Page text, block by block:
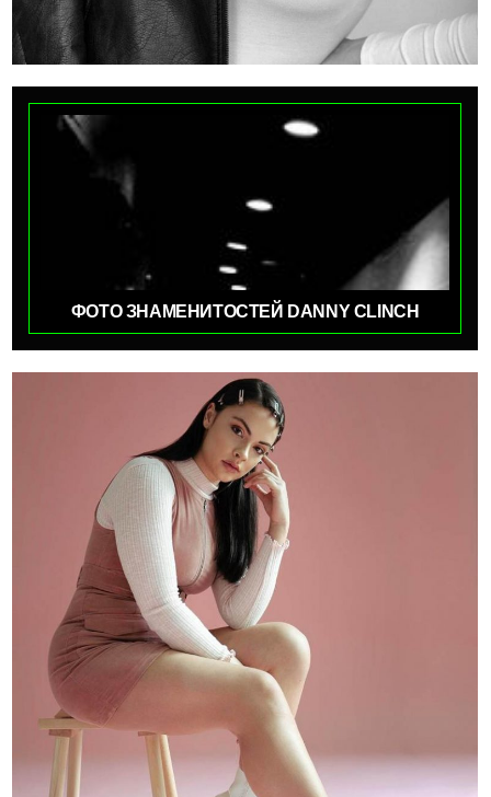
ФОТО ЗНАМЕНИТОСТЕЙ DANNY CLINCH